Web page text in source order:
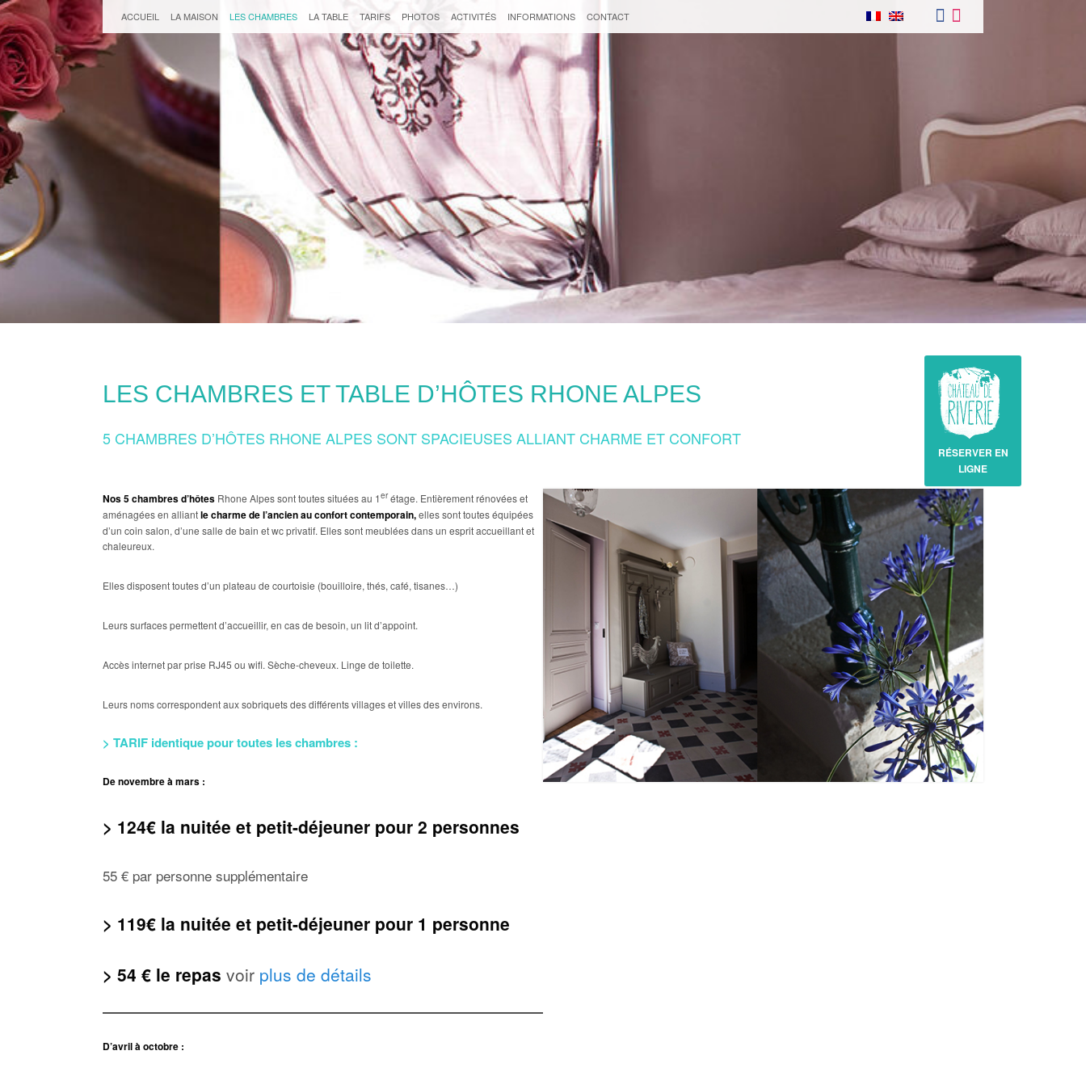
ACCUEIL LA MAISON LES CHAMBRES LA TABLE TARIFS PHOTOS ACTIVITÉS INFORMATIONS CONTACT
RÉSERVER EN
LIGNE
LES CHAMBRES ET TABLE D’HÔTES RHONE ALPES
5 CHAMBRES D’HÔTES RHONE ALPES SONT SPACIEUSES ALLIANT CHARME ET CONFORT
Nos 5 chambres d’hôtes Rhone Alpes sont toutes situées au 1erétage. Entièrement rénovées et
aménagées en alliantle charme de l’ancien au confort contemporain,elles sont toutes équipées
d’un coin salon, d’une salle de bain et wc privatif. Elles sont meublées dans un esprit accueillant et
chaleureux.
Elles disposent toutes d’un plateau de courtoisie (bouilloire, thés, café, tisanes…)
Leurs surfaces permettent d’accueillir, en cas de besoin, un lit d’appoint.
Accès internet par prise RJ45 ou wifi. Sèche-cheveux. Linge de toilette.
Leurs noms correspondent aux sobriquets des différents villages et villes des environs.
> TARIF identique pour toutes les chambres :
De novembre à mars :
> 124€ la nuitée et petit-déjeuner pour 2 personnes
55 € par personne supplémentaire
> 119€ la nuitée et petit-déjeuner pour 1 personne
> 54 € le repas voir plus de détails
D’avril à octobre :